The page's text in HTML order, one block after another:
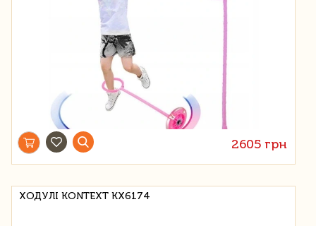
2605 грн
ХОДУЛІ KONTEXT KX6174